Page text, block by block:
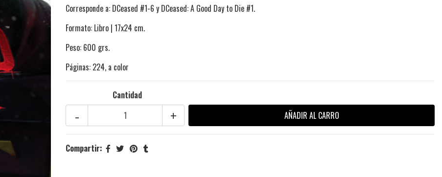
Corresponde a: DCeased #1-6 y DCeased: A Good Day to Die #1.
Formato: Libro | 17x24 cm.
Peso: 600 grs.
Páginas: 224, a color
Cantidad
+
-
Compartir: